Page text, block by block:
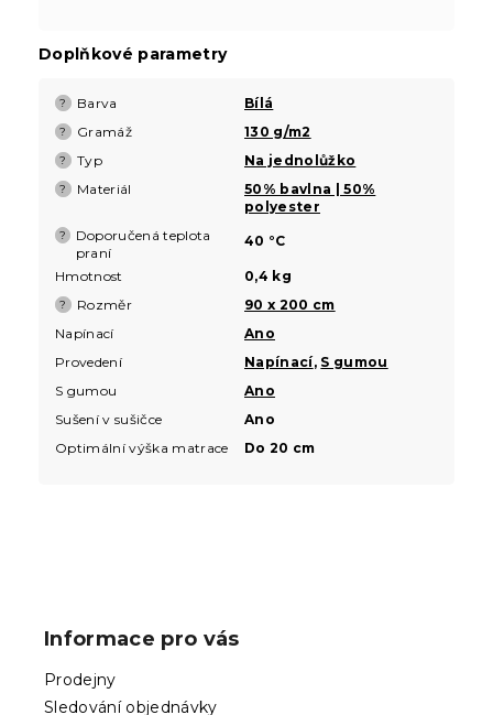
Doplňkové parametry
? Barva Bílá
? Gramáž 130 g/m2
? Typ Na jednolůžko
? Materiál
50% bavlna | 50%
polyester
?
Doporučená teplota
praní
40 °C
Hmotnost 0,4 kg
? Rozměr
90 x 200 cm
Napínací
Ano
Provedení
Napínací, S gumou
S gumou
Ano
Sušení v sušičce
Ano
Optimální výška matrace
Do 20 cm
Informace pro vás
Prodejny
Sledování objednávky